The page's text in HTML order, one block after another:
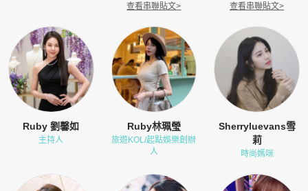
查看串聯貼文>
查看串聯貼文>
Ruby 劉馨如
主持人
Ruby林珮瑩
旅遊KOL/起點娛樂創辦
人
Sherryluevans雪
莉
時尚媽咪